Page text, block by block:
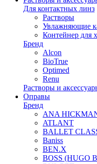
Для контактных линз
Растворы
Увлажняющие
Контейнер для
Бренд
Alcon
BioTrue
Optimed
Renu
Растворы и
Оправы
Бренд
ANA
ATLANT
BALLET
Baniss
BEN.X
BOSS (HUGO